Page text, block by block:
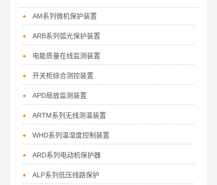
AM系列微机保护装置
ARB系列弧光保护装置
电能质量在线监测装置
开关柜综合测控装置
APD局放监测装置
ARTM系列无线测温装置
WHD系列温湿度控制装置
ARD系列电动机保护器
ALP系列低压线路保护